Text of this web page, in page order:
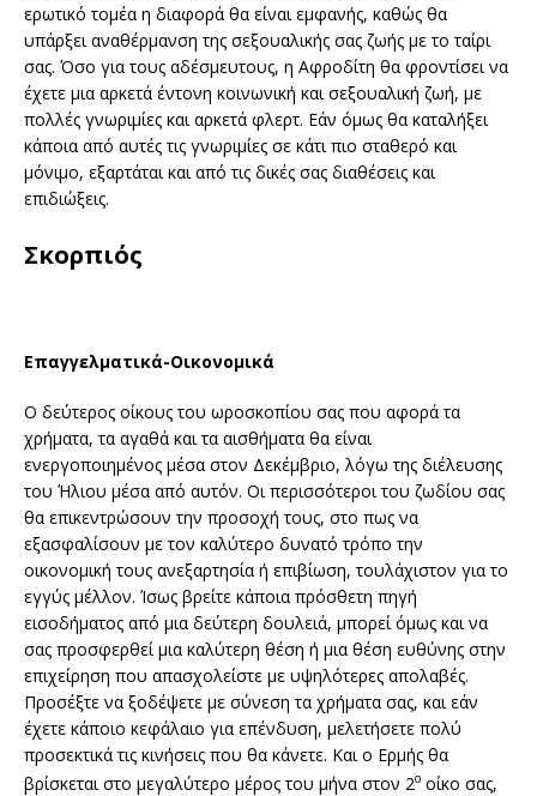
ερωτικό τομέα η διαφορά θα είναι εμφανής, καθώς θα
υπάρξει αναθέρμανση της σεξουαλικής σας ζωής με το ταίρι
σας. Όσο για τους αδέσμευτους, η Αφροδίτη θα φροντίσει να
έχετε μια αρκετά έντονη κοινωνική και σεξουαλική ζωή, με
πολλές γνωριμίες και αρκετά φλερτ. Εάν όμως θα καταλήξει
κάποια από αυτές τις γνωριμίες σε κάτι πιο σταθερό και
μόνιμο, εξαρτάται και από τις δικές σας διαθέσεις και
επιδιώξεις.
Σκορπιός
Επαγγελματικά-Οικονομικά
Ο δεύτερος οίκους του ωροσκοπίου σας που αφορά τα
χρήματα, τα αγαθά και τα αισθήματα θα είναι
ενεργοποιημένος μέσα στον Δεκέμβριο, λόγω της διέλευσης
του Ήλιου μέσα από αυτόν. Οι περισσότεροι του ζωδίου σας
θα επικεντρώσουν την προσοχή τους, στο πως να
εξασφαλίσουν με τον καλύτερο δυνατό τρόπο την
οικονομική τους ανεξαρτησία ή επιβίωση, τουλάχιστον για το
εγγύς μέλλον. Ίσως βρείτε κάποια πρόσθετη πηγή
εισοδήματος από μια δεύτερη δουλειά, μπορεί όμως και να
σας προσφερθεί μια καλύτερη θέση ή μια θέση ευθύνης στην
επιχείρηση που απασχολείστε με υψηλότερες απολαβές.
Προσέξτε να ξοδέψετε με σύνεση τα χρήματα σας, και εάν
έχετε κάποιο κεφάλαιο για επένδυση, μελετήσετε πολύ
προσεκτικά τις κινήσεις που θα κάνετε. Και ο Ερμής θα
βρίσκεται στο μεγαλύτερο μέρος του μήνα στον 2ο οίκο σας,